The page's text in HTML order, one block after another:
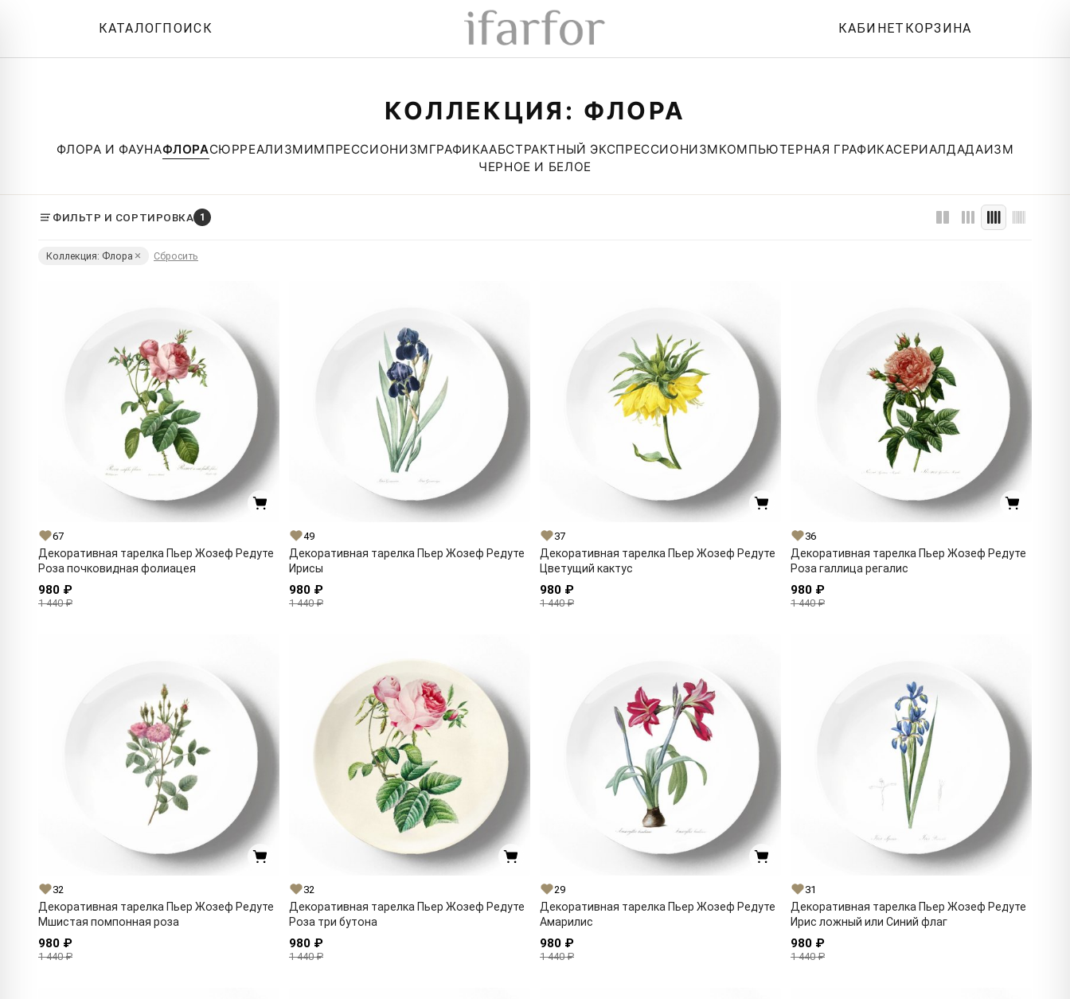
КАТАЛОГПОИСК КАБИНЕТ КОРЗИНА
КОЛЛЕКЦИЯ: ФЛОРА
ФЛОРА И ФАУНАФЛОРАСЮРРЕАЛИЗМИМПРЕССИОНИЗМГРАФИКААБСТРАКТНЫЙ ЭКСПРЕССИОНИЗМКОМПЬЮТЕРНАЯ ГРАФИКАСЕРИАЛДАДАИЗМ
ЧЕРНОЕ И БЕЛОЕ
ФИЛЬТР И СОРТИРОВКА 1
Коллекция: Флора Сбросить
67
Декоративная тарелка Пьер Жозеф Редуте
Роза почковидная фолиацея
980 ₽
1 440 ₽
49
Декоративная тарелка Пьер Жозеф Редуте
Ирисы
980 ₽
1 440 ₽
37
Декоративная тарелка Пьер Жозеф Редуте
Цветущий кактус
980 ₽
1 440 ₽
36
Декоративная тарелка Пьер Жозеф Редуте
Роза галлица регалис
980 ₽
1 440 ₽
32
Декоративная тарелка Пьер Жозеф Редуте
Мшистая помпонная роза
980 ₽
1 440 ₽
32
Декоративная тарелка Пьер Жозеф Редуте
Роза три бутона
980 ₽
1 440 ₽
29
Декоративная тарелка Пьер Жозеф Редуте
Амарилис
980 ₽
1 440 ₽
31
Декоративная тарелка Пьер Жозеф Редуте
Ирис ложный или Синий флаг
980 ₽
1 440 ₽